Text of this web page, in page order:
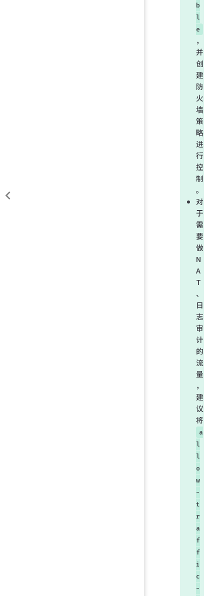
b
l
e
，
并
创
建
防
火
墙
策
略
进
行
控
制
。
对
于
需
要
做
N
A
T
、
日
志
审
计
的
流
量
，
建
议
将
a
l
l
o
w
-
t
r
a
f
f
i
c
-